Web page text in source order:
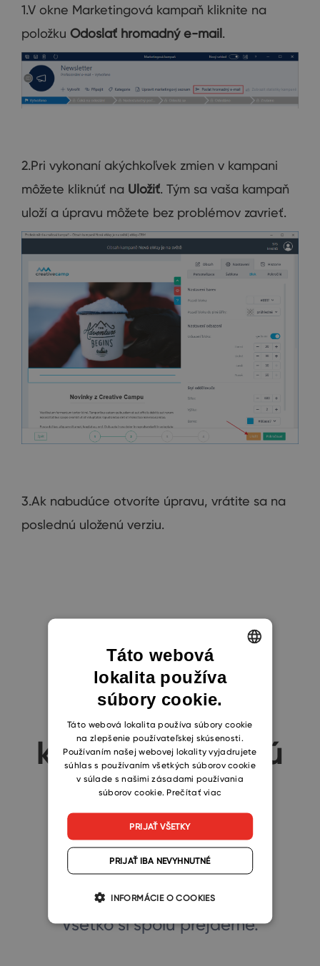
1.V okne Marketingová kampaň kliknite na
položku Odoslať hromadný e-mail .
2.Pri vykonaní akýchkoľvek zmien v kampani
môžete kliknúť na Uložiť. Tým sa vaša kampaň
uloží a úpravu môžete bez problémov zavrieť.
3.Ak nabudúce otvoríte úpravu, vrátite sa na
poslednú uloženú verziu.
Máte nejaké
otázky? Naši
konzultanti majú
odpovede.
Neváhajte nás kontaktovať.
Alebo si s nami dohodnite
stretnutie.
Všetko si spolu prejdeme.
ENGLISH
SLOVAK
Táto webová
lokalita používa
súbory cookie.
Táto webová lokalita používa súbory cookie
na zlepšenie používateľskej skúsenosti.
Používaním našej webovej lokality vyjadrujete
súhlas s používaním všetkých súborov cookie
v súlade s našimi zásadami používania
súborov cookie. Prečítať viac
PRIJAŤ VŠETKY
PRIJAŤ IBA NEVYHNUTNÉ
INFORMÁCIE O COOKIES